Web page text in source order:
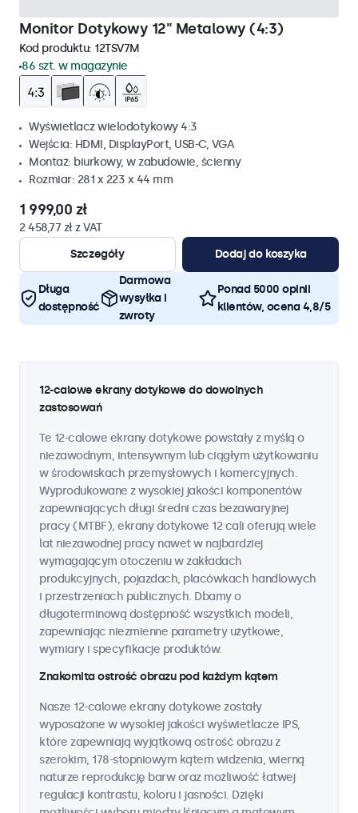
Monitor Dotykowy 12" Metalowy (4:3)
Kod produktu: 12TSV7M
86 szt. w magazynie
Wyświetlacz wielodotykowy 4:3
Wejścia: HDMI, DisplayPort, USB-C, VGA
Montaż: biurkowy, w zabudowie, ścienny
Rozmiar: 281 x 223 x 44 mm
1 999,00 zł
2 458,77 zł z VAT
Szczegóły
Dodaj do koszyka
Długa
dostępność
Darmowa
wysyłka i
zwroty
Ponad 5000 opinii
klientów, ocena 4,8/5
12-calowe ekrany dotykowe do dowolnych
zastosowań
Te 12-calowe ekrany dotykowe powstały z myślą o
niezawodnym, intensywnym lub ciągłym użytkowaniu
w środowiskach przemysłowych i komercyjnych.
Wyprodukowane z wysokiej jakości komponentów
zapewniających długi średni czas bezawaryjnej
pracy (MTBF), ekrany dotykowe 12 cali oferują wiele
lat niezawodnej pracy nawet w najbardziej
wymagającym otoczeniu w zakładach
produkcyjnych, pojazdach, placówkach handlowych
i przestrzeniach publicznych. Dbamy o
długoterminową dostępność wszystkich modeli,
zapewniając niezmienne parametry użytkowe,
wymiary i specyfikacje produktów.
Znakomita ostrość obrazu pod każdym kątem
Nasze 12-calowe ekrany dotykowe zostały
wyposażone w wysokiej jakości wyświetlacze IPS,
które zapewniają wyjątkową ostrość obrazu z
szerokim, 178-stopniowym kątem widzenia, wierną
naturze reprodukcję barw oraz możliwość łatwej
regulacji kontrastu, koloru i jasności. Dzięki